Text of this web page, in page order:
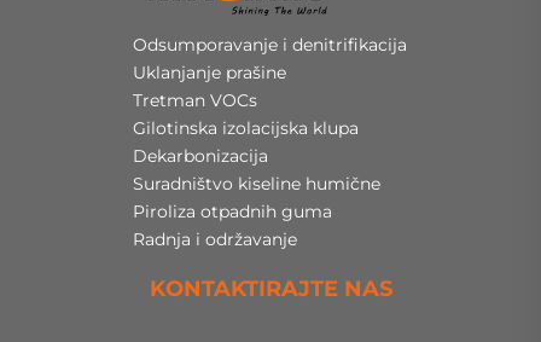
Odsumporavanje i denitrifikacija
Uklanjanje prašine
Tretman VOCs
Gilotinska izolacijska klupa
Dekarbonizacija
Suradništvo kiseline humične
Piroliza otpadnih guma
Radnja i održavanje
KONTAKTIRAJTE NAS